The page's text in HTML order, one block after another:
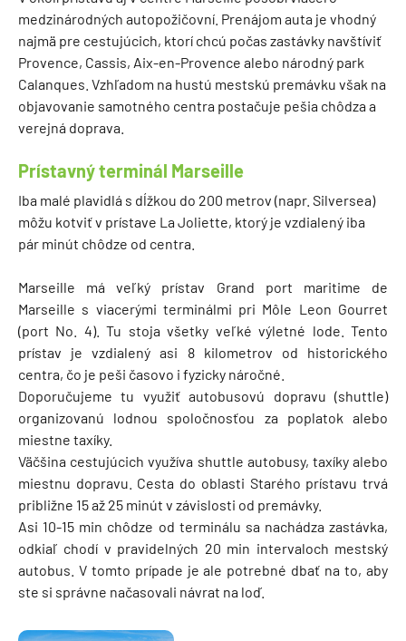
medzinárodných autopožičovní. Prenájom auta je vhodný
najmä pre cestujúcich, ktorí chcú počas zastávky navštíviť
Provence, Cassis, Aix-en-Provence alebo národný park
Calanques. Vzhľadom na hustú mestskú premávku však na
objavovanie samotného centra postačuje pešia chôdza a
verejná doprava.
Prístavný terminál Marseille
Iba malé plavidlá s dĺžkou do 200 metrov (napr. Silversea)
môžu kotviť v prístave La Joliette, ktorý je vzdialený iba
pár minút chôdze od centra.
Marseille má veľký prístav Grand port maritime de
Marseille s viacerými terminálmi pri Môle Leon Gourret
(port No. 4). Tu stoja všetky veľké výletné lode. Tento
prístav je vzdialený asi 8 kilometrov od historického
centra, čo je peši časovo i fyzicky náročné.
Doporučujeme tu využiť autobusovú dopravu (shuttle)
organizovanú lodnou spoločnosťou za poplatok alebo
miestne taxíky.
Väčšina cestujúcich využíva shuttle autobusy, taxíky alebo
miestnu dopravu. Cesta do oblasti Starého prístavu trvá
približne 15 až 25 minút v závislosti od premávky.
Asi 10-15 min chôdze od terminálu sa nachádza zastávka,
odkiaľ chodí v pravidelných 20 min intervaloch mestský
autobus. V tomto prípade je ale potrebné dbať na to, aby
ste si správne načasovali návrat na loď.